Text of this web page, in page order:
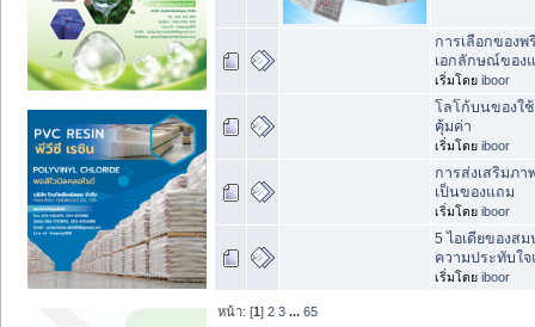
การเลือกของพ
เอกลักษณ์ของ
เริ่มโดย iboor
โลโก้บนของใ
คุ้มค่า
เริ่มโดย iboor
การส่งเสริมภ
เป็นของแถม
เริ่มโดย iboor
5 ไอเดียของส
ความประทับใจ
เริ่มโดย iboor
หน้า: [1]2 3 ...65